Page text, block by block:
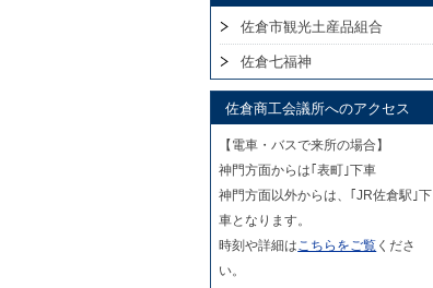
佐倉市観光土産品組合
佐倉七福神
佐倉商工会議所へのアクセス
【電車・バスで来所の場合】
神門方面からは｢表町｣下車
神門方面以外からは、｢JR佐倉駅｣下
車となります。
時刻や詳細は こちらをご覧 くださ
い。